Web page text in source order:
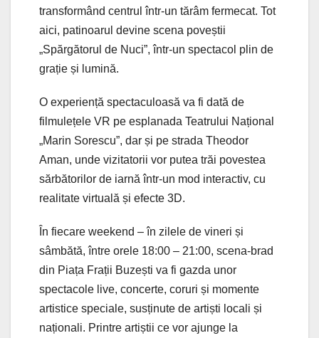
transformând centrul într-un tărâm fermecat. Tot
aici, patinoarul devine scena poveștii
„Spărgătorul de Nuci”, într-un spectacol plin de
grație și lumină.
O experiență spectaculoasă va fi dată de
filmulețele VR pe esplanada Teatrului Național
„Marin Sorescu”, dar și pe strada Theodor
Aman, unde vizitatorii vor putea trăi povestea
sărbătorilor de iarnă într-un mod interactiv, cu
realitate virtuală și efecte 3D.
În fiecare weekend – în zilele de vineri și
sâmbătă, între orele 18:00 – 21:00, scena-brad
din Piața Frații Buzești va fi gazda unor
spectacole live, concerte, coruri și momente
artistice speciale, susținute de artiști locali și
naționali. Printre artiștii ce vor ajunge la